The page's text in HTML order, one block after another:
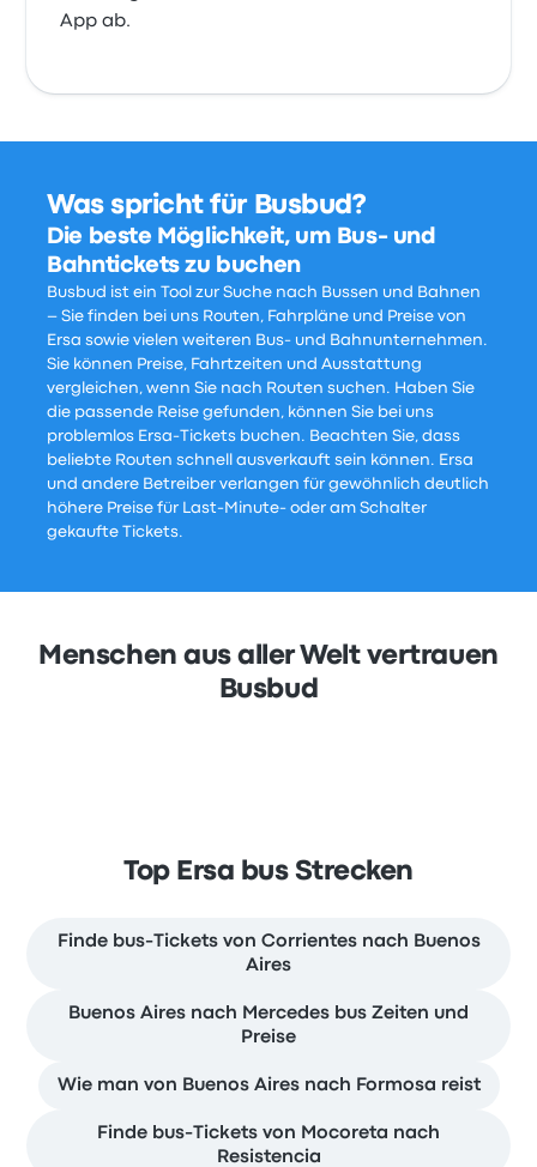
App ab.
Was spricht für Busbud?
Die beste Möglichkeit, um Bus- und
Bahntickets zu buchen
Busbud ist ein Tool zur Suche nach Bussen und Bahnen
– Sie finden bei uns Routen, Fahrpläne und Preise von
Ersa sowie vielen weiteren Bus- und Bahnunternehmen.
Sie können Preise, Fahrtzeiten und Ausstattung
vergleichen, wenn Sie nach Routen suchen. Haben Sie
die passende Reise gefunden, können Sie bei uns
problemlos Ersa-Tickets buchen. Beachten Sie, dass
beliebte Routen schnell ausverkauft sein können. Ersa
und andere Betreiber verlangen für gewöhnlich deutlich
höhere Preise für Last-Minute- oder am Schalter
gekaufte Tickets.
Menschen aus aller Welt vertrauen
Busbud
Top Ersa bus Strecken
Finde bus-Tickets von Corrientes nach Buenos
Aires
Buenos Aires nach Mercedes bus Zeiten und
Preise
Wie man von Buenos Aires nach Formosa reist
Finde bus-Tickets von Mocoreta nach
Resistencia